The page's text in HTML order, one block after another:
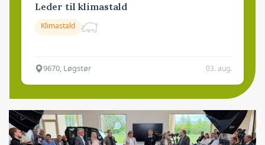
Leder til klimastald
Klimastald
9670, Løgstør 03. aug.